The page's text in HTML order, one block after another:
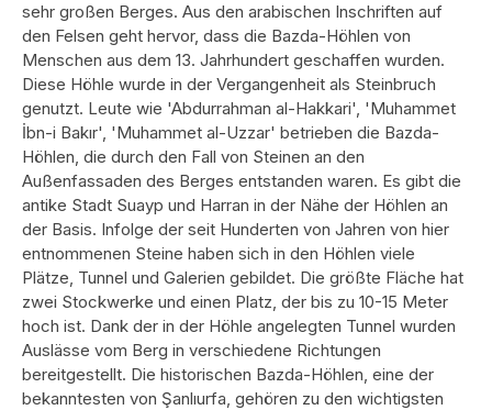
sehr großen Berges. Aus den arabischen Inschriften auf
den Felsen geht hervor, dass die Bazda-Höhlen von
Menschen aus dem 13. Jahrhundert geschaffen wurden.
Diese Höhle wurde in der Vergangenheit als Steinbruch
genutzt. Leute wie 'Abdurrahman al-Hakkari', 'Muhammet
İbn-i Bakır', 'Muhammet al-Uzzar' betrieben die Bazda-
Höhlen, die durch den Fall von Steinen an den
Außenfassaden des Berges entstanden waren. Es gibt die
antike Stadt Suayp und Harran in der Nähe der Höhlen an
der Basis. Infolge der seit Hunderten von Jahren von hier
entnommenen Steine haben sich in den Höhlen viele
Plätze, Tunnel und Galerien gebildet. Die größte Fläche hat
zwei Stockwerke und einen Platz, der bis zu 10-15 Meter
hoch ist. Dank der in der Höhle angelegten Tunnel wurden
Auslässe vom Berg in verschiedene Richtungen
bereitgestellt. Die historischen Bazda-Höhlen, eine der
bekanntesten von Şanlıurfa, gehören zu den wichtigsten